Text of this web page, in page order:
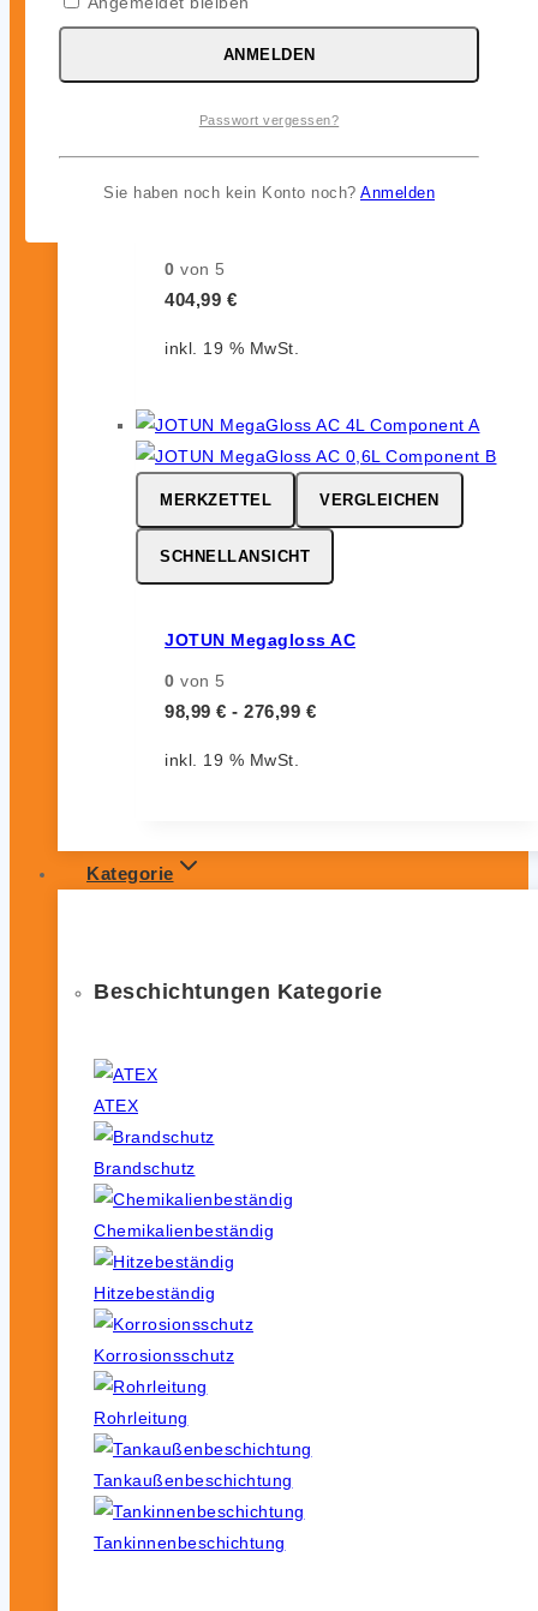
MERKZETTEL VERGLEICHEN
0 von 5
404,99 €
inkl. 19 % MwSt.
MERKZETTEL VERGLEICHEN
SCHNELLANSICHT
JOTUN Megagloss AC
0 von 5
98,99 € - 276,99 €
inkl. 19 % MwSt.
Kategorie
Beschichtungen Kategorie
ATEX
Brandschutz
Chemikalienbeständig
Hitzebeständig
Korrosionsschutz
Rohrleitung
Tankaußenbeschichtung
Tankinnenbeschichtung
ANMELDEN
Passwort vergessen?
Sie haben noch kein Konto noch? Anmelden